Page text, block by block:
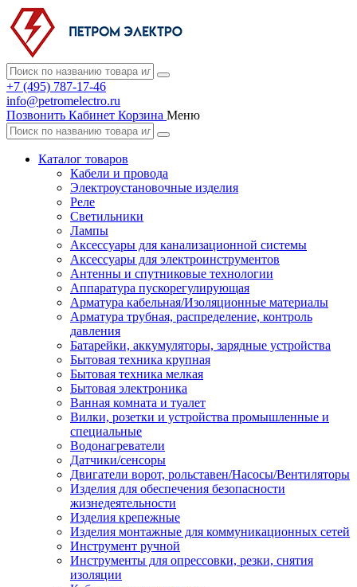
+7 (495) 787-17-46
info@petromelectro.ru
Позвонить Кабинет Корзина Меню
Каталог товаров
Кабели и провода
Электроустановочные изделия
Реле
Светильники
Лампы
Аксессуары для канализационной системы
Аксессуары для электроинструментов
Антенны и спутниковые технологии
Аппаратура пускорегулирующая
Арматура кабельная/Изоляционные материалы
Арматура трубная, распределение, контроль
давления
Батарейки, аккумуляторы, зарядные устройства
Бытовая техника крупная
Бытовая техника мелкая
Бытовая электроника
Ванная комната и туалет
Вилки, розетки и устройства промышленные и
специальные
Водонагреватели
Датчики/сенсоры
Двигатели ворот, рольставен/Насосы/Вентиляторы
Изделия для обеспечения безопасности
жизнедеятельности
Изделия крепежные
Изделия монтажные для коммуникационных сетей
Инструмент ручной
Инструменты для опрессовки, резки, снятия
изоляции